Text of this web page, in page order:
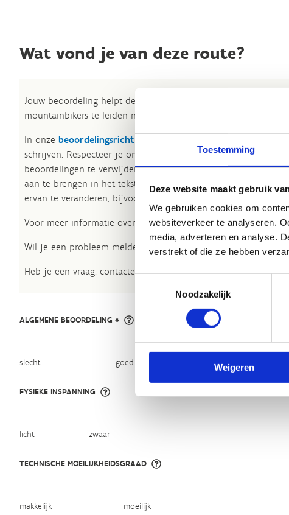
Toestemming
Deze website maakt gebruik
We gebruiken cookies om
websiteverkeer te analyseren.
media, adverteren en analyse.
verstrekt of die ze hebben
Noodzakelijk
Weigeren
Wat vond je van deze route?
Jouw beoordeling helpt de kwaliteit van de routes in kaart te
mountainbikers te leiden naar de fijnste plekken.
In onze beoordelingsrichtlijnen
schrijven. Respecteer je onze richtlijnen niet, dan kunnen wij
beoordelingen te verwijderen. Wij behouden ons het recht om
aan te brengen in het tekstgedeelte van jouw evaluatie zonder
ervan te veranderen, bijvoorbeeld om taalfouten en
Voor meer informatie over onze routestructuren, neem een
Wil je een probleem melden op een route? Ga dan naar het
Heb je een vraag, contacteer ons via
ALGEMENE BEOORDELING *
slecht goed
FYSIEKE INSPANNING
licht zwaar
TECHNISCHE MOEILIJKHEIDSGRAAD
makkelijk moeilijk